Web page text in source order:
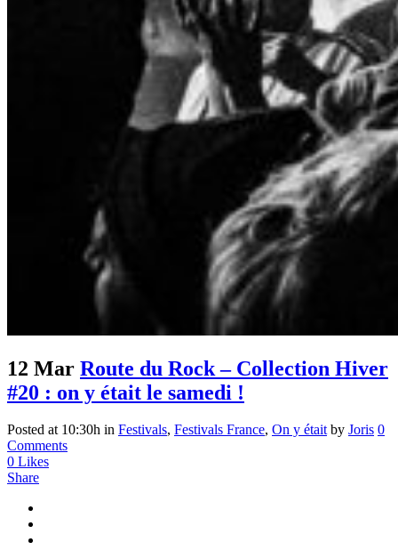
12 Mar Route du Rock – Collection Hiver
#20 : on y était le samedi !
Posted at 10:30h in Festivals, Festivals France, On y était by Joris 0
Comments
0 Likes
Share